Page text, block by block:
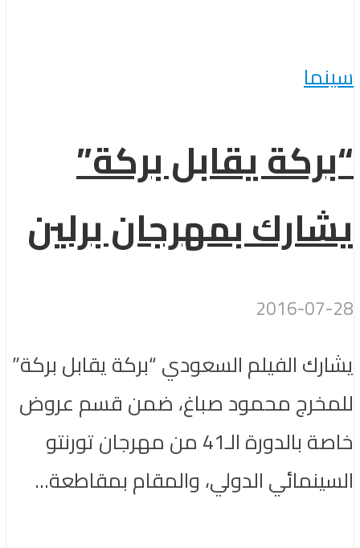
سينما
“بركة يقابل بركة”
يشارك بمهرجان برلين
2016-07-28
يشارك الفيلم السعودي “بركة يقابل بركة”
للمخرج محمود صباغ، ضمن قسم عروض
خاصة بالدورة الـ41 من مهرجان تورنتو
السينمائي الدولي، والمقام بمقاطعة...